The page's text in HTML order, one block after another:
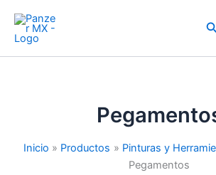
contenido
Inicio Productos Pinturas y
Pegamentos